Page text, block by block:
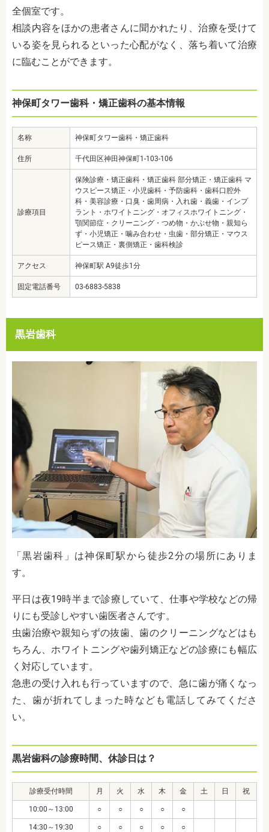
全個室です。
相談内容をほかの患者さんに聞かれたり、治療を受けて
いる姿を見られるといった心配がなく、落ち着いて治療
に臨むことができます。
神保町タワー歯科・矯正歯科の基本情報
名称 神保町タワー歯科・矯正歯科
住所 千代田区神田神保町1-103-106
診療項目
保険診療・矯正歯科・矯正歯科 部分矯正・矯正歯科 マ
ウスピース矯正・小児歯科・予防歯科・歯科口腔外
科・美容診療・口臭・歯周病・入れ歯・義歯・インプ
ラント・ホワイトニング・オフィスホワイトニング・
顎関節症・クリーニング・つめ物・かぶせ物・親知ら
ず・小児矯正・噛み合わせ・虫歯・部分矯正・マウス
ピース矯正・裏側矯正・歯科検診
アクセス 神保町駅 A9徒歩1分
固定電話番号 03-6883-5838
黒岩歯科
「黒岩歯科」は神保町駅から徒歩2分の場所にありま
す。
平日は夜19時半まで診療していて、仕事や学校などの帰
りにも受診しやすい歯医者さんです。
虫歯治療や親知らずの抜歯、歯のクリーニングなどはも
ちろん、ホワイトニングや歯列矯正などの診療にも幅広
く対応しています。
急患の受け入れも行っていますので、急に歯が痛くなっ
た、歯が折れてしまった時なども電話してみてくださ
い。
黒岩歯科の診療時間、休診日は？
診療受付時間 月 火 水 木 金 土 日 祝
10:00～13:00 ○ ○ ○ ○ ○
14:30～19:30 ○ ○ ○ ○ ○